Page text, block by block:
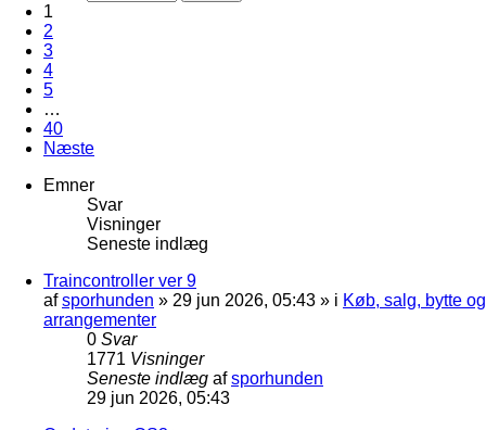
1
2
3
4
5
…
40
Næste
Emner
Svar
Visninger
Seneste indlæg
Traincontroller ver 9
afsporhunden » 29 jun 2026, 05:43 » i Køb, salg, bytte og
arrangementer
0 Svar
1771 Visninger
Seneste indlæg afsporhunden
29 jun 2026, 05:43